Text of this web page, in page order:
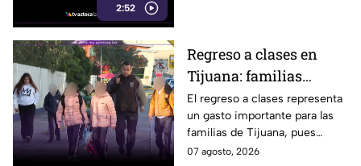
2:52
Regreso a clases en
Tijuana: familias
podrían gastar hasta 5
mil pesos en uniformes
y calzado
El regreso a clases representa
un gasto importante para las
familias de Tijuana, pues
uniformes y calzado pueden
07 agosto, 2026